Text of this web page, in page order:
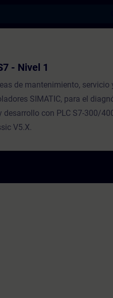
1 - Training -
- Nivel 1
de mantenimiento, servicio
SIMATIC, para el
con PLC S7-300/
V5.X.